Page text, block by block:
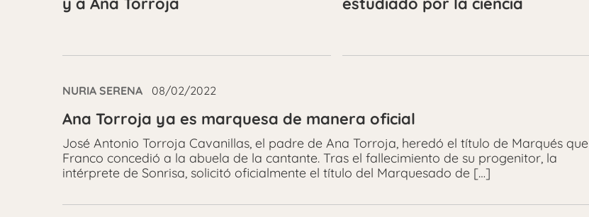
NURIA SERENA 08/02/2022
Ana Torroja ya es marquesa de manera oficial
José Antonio Torroja Cavanillas, el padre de Ana Torroja, heredó el título de Marqués que
Franco concedió a la abuela de la cantante. Tras el fallecimiento de su progenitor, la
intérprete de Sonrisa, solicitó oficialmente el título del Marquesado de […]